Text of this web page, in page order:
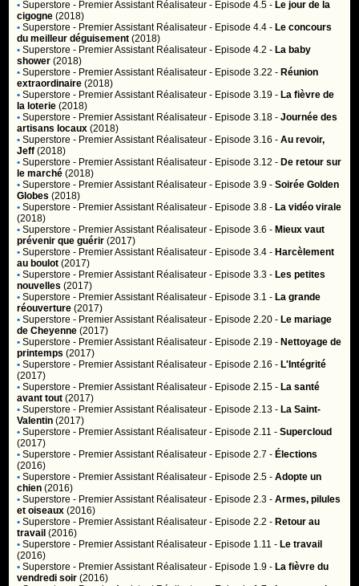
• Superstore - Premier Assistant Réalisateur - Episode 4.5 - Le jour de la
cigogne (2018)
• Superstore - Premier Assistant Réalisateur - Episode 4.4 - Le concours
du meilleur déguisement (2018)
• Superstore - Premier Assistant Réalisateur - Episode 4.2 - La baby
shower (2018)
• Superstore - Premier Assistant Réalisateur - Episode 3.22 - Réunion
extraordinaire (2018)
• Superstore - Premier Assistant Réalisateur - Episode 3.19 - La fièvre de
la loterie (2018)
• Superstore - Premier Assistant Réalisateur - Episode 3.18 -Journée des
artisans locaux (2018)
• Superstore - Premier Assistant Réalisateur - Episode 3.16 -Au revoir,
Jeff (2018)
• Superstore - Premier Assistant Réalisateur - Episode 3.12 - De retour sur
le marché (2018)
• Superstore - Premier Assistant Réalisateur - Episode 3.9 -Soirée Golden
Globes (2018)
• Superstore - Premier Assistant Réalisateur - Episode 3.8 - La vidéo virale
(2018)
• Superstore - Premier Assistant Réalisateur - Episode 3.6 - Mieux vaut
prévenir que guérir (2017)
• Superstore - Premier Assistant Réalisateur - Episode 3.4 - Harcèlement
au boulot (2017)
• Superstore - Premier Assistant Réalisateur - Episode 3.3 - Les petites
nouvelles (2017)
• Superstore - Premier Assistant Réalisateur - Episode 3.1 - La grande
réouverture (2017)
• Superstore - Premier Assistant Réalisateur - Episode 2.20 - Le mariage
de Cheyenne (2017)
• Superstore - Premier Assistant Réalisateur - Episode 2.19 - Nettoyage de
printemps (2017)
• Superstore - Premier Assistant Réalisateur - Episode 2.16 - L'Intégrité
(2017)
• Superstore - Premier Assistant Réalisateur - Episode 2.15 - La santé
avant tout (2017)
• Superstore - Premier Assistant Réalisateur - Episode 2.13 - La Saint-
Valentin (2017)
• Superstore - Premier Assistant Réalisateur - Episode 2.11 -Supercloud
(2017)
• Superstore - Premier Assistant Réalisateur - Episode 2.7 - Élections
(2016)
• Superstore - Premier Assistant Réalisateur - Episode 2.5 -Adopte un
chien (2016)
• Superstore - Premier Assistant Réalisateur - Episode 2.3 -Armes, pilules
et oiseaux (2016)
• Superstore - Premier Assistant Réalisateur - Episode 2.2 - Retour au
travail (2016)
• Superstore - Premier Assistant Réalisateur - Episode 1.11 - Le travail
(2016)
• Superstore - Premier Assistant Réalisateur - Episode 1.9 - La fièvre du
vendredi soir (2016)